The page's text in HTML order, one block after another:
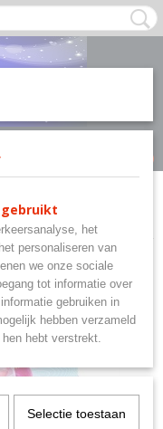
(0)
Hunters Ducomentenmap
gebruikt
het
personaliseren van
we onze sociale
tot informatie over
gebruiken in
hebben verzameld
hebt verstrekt.
Selectie toestaan